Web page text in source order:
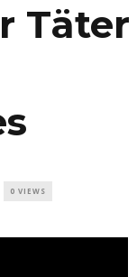
Täter
0 VIEWS